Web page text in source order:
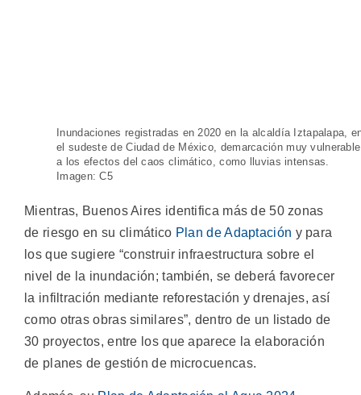
Inundaciones registradas en 2020 en la alcaldía Iztapalapa,
el sudeste de Ciudad de México, demarcación muy vulnerable
a los efectos del caos climático, como lluvias intensas.
Imagen: C5
Mientras, Buenos Aires identifica más de 50 zonas
de riesgo en su climático Plan de Adaptación y para
los que sugiere “construir infraestructura sobre el
nivel de la inundación; también, se deberá favorecer
la infiltración mediante reforestación y drenajes, así
como otras obras similares”, dentro de un listado de
30 proyectos, entre los que aparece la elaboración
de planes de gestión de microcuencas.